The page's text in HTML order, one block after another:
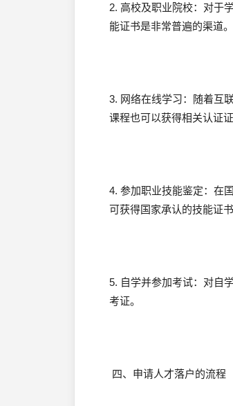
2. 高校及职业院校：对于
能证书是非常普遍的渠道。
3. 网络在线学习：随着互
课程也可以获得相关认证证
4. 参加职业技能鉴定：在
可获得国家承认的技能证书
5. 自学并参加考试：对自
考证。
四、申请人才落户的流程